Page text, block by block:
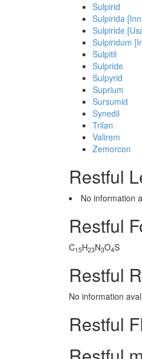
Sulpirid
Sulpirida
Sulpiride
Sulpiridum
Sulpitil
Sulpride
Sulpyrid
Suprium
Sursumid
Synedil
Trilan
Valirem
Zemorcon
Restful
No information
Restful
C15H23N3O4S
Restful
No information
Restful